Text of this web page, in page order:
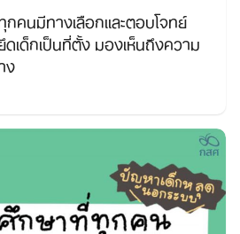
คนมีทางเลือกและตอบโจทย์
ดเด็กเป็นที่ตั้ง มองเห็นถึงความ
ง